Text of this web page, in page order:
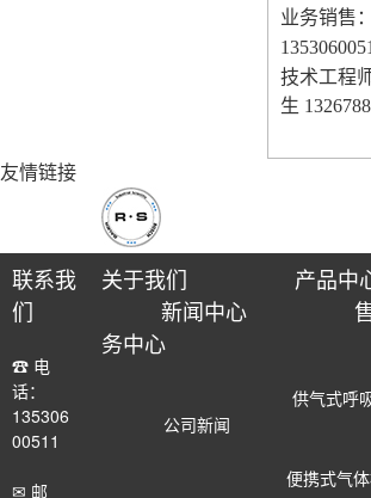
业务销售
技术工程
生
友情链接
联系我
们
☎ 电
话：
135306
00511
✉ 邮
关于我们
产品中
新闻中心
务中心
供气式呼
公司新闻
便携式气